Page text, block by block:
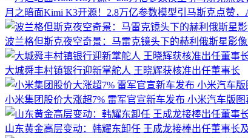
月之暗面Kimi K3开源！2.8万亿参数模型引马斯克点赞
波兰格但斯克夜空奇景：马雷克镜头下的赫利俄斯星影
大城舜丰村镇银行迎新掌舵人 王晓辉获核准出任董事长
小米集团股价大涨超7% 雷军官宣新车发布 小米汽车版图
山东黄金高层变动：韩耀东卸任 王成龙接棒出任董事长